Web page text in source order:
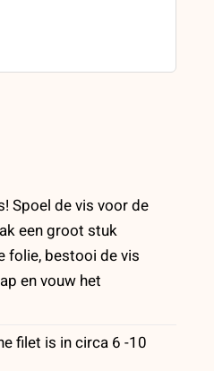
Spoel de vis voor de
een groot stuk
folie, bestooi de vis
en vouw het
filet is in circa 6 -10